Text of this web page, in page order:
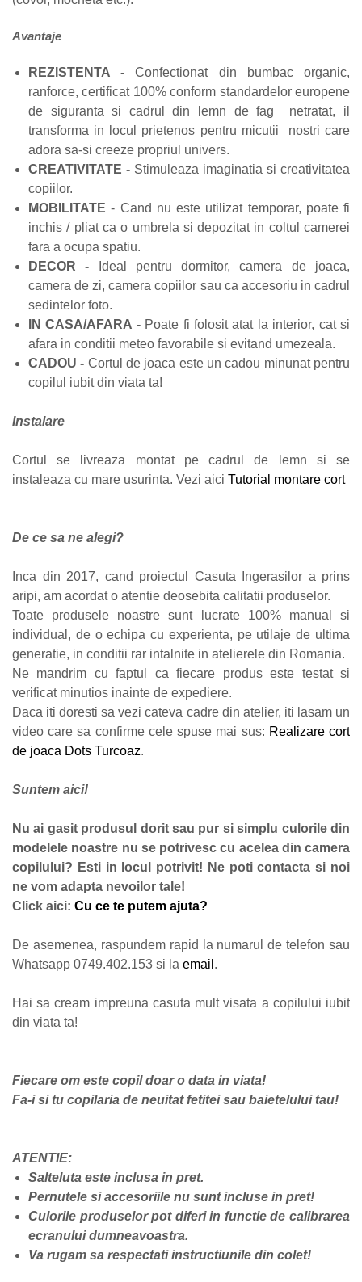
Avantaje
REZISTENTA -Confectionat din bumbac organic,
ranforce, certificat 100% conform standardelor europene
de siguranta si cadrul din lemn de fag netratat, il
transforma in locul prietenos pentru micutii nostri care
adora sa-si creeze propriul univers.
CREATIVITATE - Stimuleaza imaginatia si creativitatea
copiilor.
MOBILITATE- Cand nu este utilizat temporar, poate fi
inchis / pliat ca o umbrela si depozitat in coltul camerei
fara a ocupa spatiu.
DECOR -
Ideal pentru dormitor, camera de joaca,
camera de zi, camera copiilor sau ca accesoriu in cadrul
sedintelor foto.
IN CASA/AFARA - Poate fi folosit atat la interior, cat si
afara in conditii meteo favorabile si evitand umezeala.
CADOU - Cortul de joaca este un cadou minunat pentru
copilul iubit din viata ta!
Instalare
Cortul se livreaza montat pe cadrul de lemn si se
instaleaza cu mare usurinta. Vezi aici Tutorial montare cort
De ce sa ne alegi?
Inca din 2017, cand proiectul Casuta Ingerasilor a prins
aripi, am acordat o atentie deosebita calitatii produselor.
Toate produsele noastre sunt lucrate 100% manual si
individual, de o echipa cu experienta, pe utilaje de ultima
generatie, in conditii rar intalnite in atelierele din Romania.
Ne mandrim cu faptul ca fiecare produs este testat si
verificat minutios inainte de expediere.
Daca iti doresti sa vezi cateva cadre din atelier, iti lasam un
video care sa confirme cele spuse mai sus: Realizare cort
de joaca Dots Turcoaz.
Suntem aici!
Nu ai gasit produsul dorit sau pur si simplu culorile din
modelele noastre nu se potrivesc cu acelea din camera
copilului? Esti in locul potrivit! Ne poti contacta si noi
ne vom adapta nevoilor tale!
Click aici: Cu ce te putem ajuta?
De asemenea, raspundem rapid la numarul de telefon sau
Whatsapp 0749.402.153 si la email .
Hai sa cream impreuna casuta mult visata a copilului iubit
din viata ta!
Fiecare om este copil doar o data in viata!
Fa-i si tu copilaria de neuitat fetitei sau baietelului tau!
ATENTIE:
Salteluta este inclusa in pret.
Pernutele si accesoriile nu sunt incluse in pret!
Culorile produselor pot diferi in functie de calibrarea
ecranului dumneavoastra.
Va rugam sa respectati instructiunile din colet!